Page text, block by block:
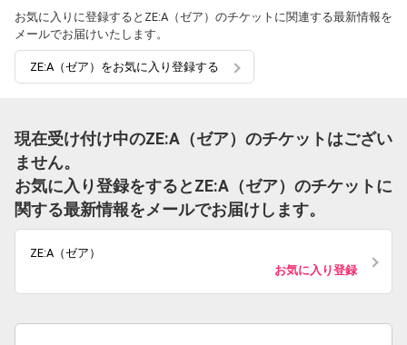
お気に入りに登録するとZE:A（ゼア）のチケットに関連する最新情報を
メールでお届けいたします。
ZE:A（ゼア）をお気に入り登録する
現在受け付け中のZE:A（ゼア）のチケットはござい
ません。
お気に入り登録をするとZE:A（ゼア）のチケットに
関する最新情報をメールでお届けします。
ZE:A（ゼア）
お気に入り登録